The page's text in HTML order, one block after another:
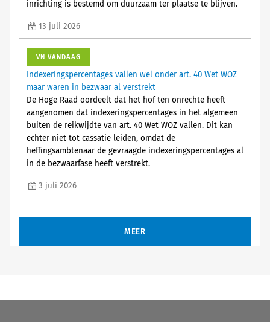
inrichting is bestemd om duurzaam ter plaatse te blijven.
13 juli 2026
VN VANDAAG
Indexeringspercentages vallen wel onder art. 40 Wet WOZ
maar waren in bezwaar al verstrekt
De Hoge Raad oordeelt dat het hof ten onrechte heeft
aangenomen dat indexeringspercentages in het algemeen
buiten de reikwijdte van art. 40 Wet WOZ vallen. Dit kan
echter niet tot cassatie leiden, omdat de
heffingsambtenaar de gevraagde indexeringspercentages al
in de bezwaarfase heeft verstrekt.
3 juli 2026
MEER